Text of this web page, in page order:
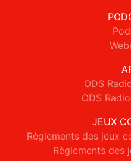
ODS
ODS
JEUX
Règlements des jeux
Règlements des